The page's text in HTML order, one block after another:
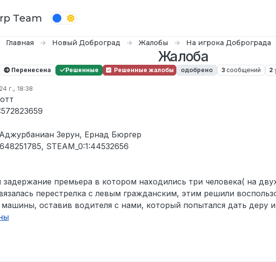
Team
Главная Новый Доброград Жалобы На игрока Доброграда
Жалоба
Перенесена Решенные Решенные жалобы одобрено 3 сообщений 2
г., 18:38
Зерун, Ернад Бюргер
STEAM_0:1:44532656
премьера в котором находились три человека( на
перестрелка с левым гражданским, этим решили
машины, оставив водителя с нами, который попытался дать деру и